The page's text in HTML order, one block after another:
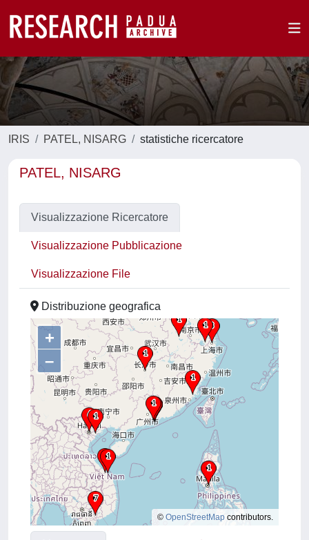
IRIS PATEL, NISARG statistiche ricercatore
PATEL, NISARG
Visualizzazione Ricercatore
Visualizzazione Pubblicazione
Visualizzazione File
Distribuzione geografica
+
–
© OpenStreetMap contributors.